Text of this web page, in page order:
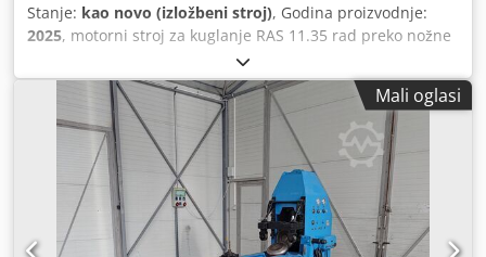
Stanje: kao novo (izložbeni stroj), Godina proizvodnje:
2025, motorni stroj za kuglanje RAS 11.35 rad preko nožne
pedale desna / lijeva rotacija brzinom nožne pedale
beskonačno promjenjiva putem potenciometra isporuka
ručnom ručicom zajedno s 9 parova standardnih valjaka
debljina podijeljenog lima 1,25 mm središnja udaljenost
valjka 50 mm izbočina 200 mm Dedpjf Dqldsfx Ac Neck
Mali oglasi